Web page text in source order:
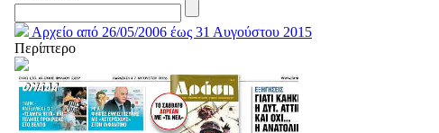
Αρχείο από 26/05/2006 έως 31 Αυγούστου 2015
Περίπτερο